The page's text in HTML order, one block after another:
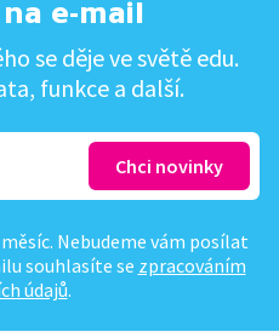
e-mail
se děje ve světě edu.
funkce a další.
Nebudeme vám posílat
souhlasíte se zpracováním
údajů.